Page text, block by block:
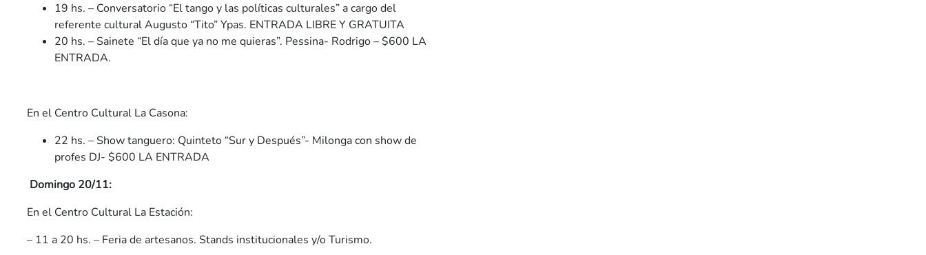
19 hs. – Conversatorio “El tango y las políticas culturales” a cargo del
referente cultural Augusto “Tito” Ypas. ENTRADA LIBRE Y GRATUITA
20 hs. – Sainete “El día que ya no me quieras”. Pessina- Rodrigo – $600 LA
ENTRADA.
En el Centro Cultural La Casona:
22 hs. – Show tanguero: Quinteto “Sur y Después”- Milonga con show de
profes DJ- $600 LA ENTRADA
Domingo 20/11:
En el Centro Cultural La Estación:
– 11 a 20 hs. – Feria de artesanos. Stands institucionales y/o Turismo.